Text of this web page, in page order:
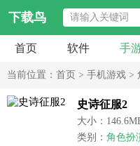
下载鸟
首页 软件 手
当前位置： 首页 > 手机游戏 >
史诗征服2
大小：
类别： 角色扮